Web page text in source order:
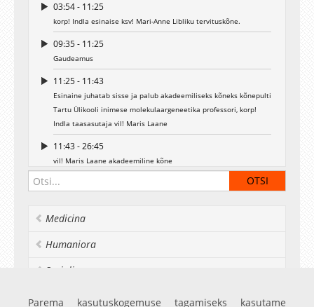
03:54 - 11:25
korp! Indla esinaise ksv! Mari-Anne Libliku tervituskõne.
09:35 - 11:25
Gaudeamus
11:25 - 11:43
Esinaine juhatab sisse ja palub akadeemiliseks kõneks kõnepulti
Tartu Ülikooli inimese molekulaargeneetika professori, korp!
Indla taasasutaja vil! Maris Laane
11:43 - 26:45
vil! Maris Laane akadeemiline kõne
26:45 - 27:37
"Mis on inimene" Pärt Uusberg/Doris Kareva
30:22 - 34:34
Medicina
Humaniora
Socialia
Realia et naturalia
Parema kasutuskogemuse tagamiseks kasutame